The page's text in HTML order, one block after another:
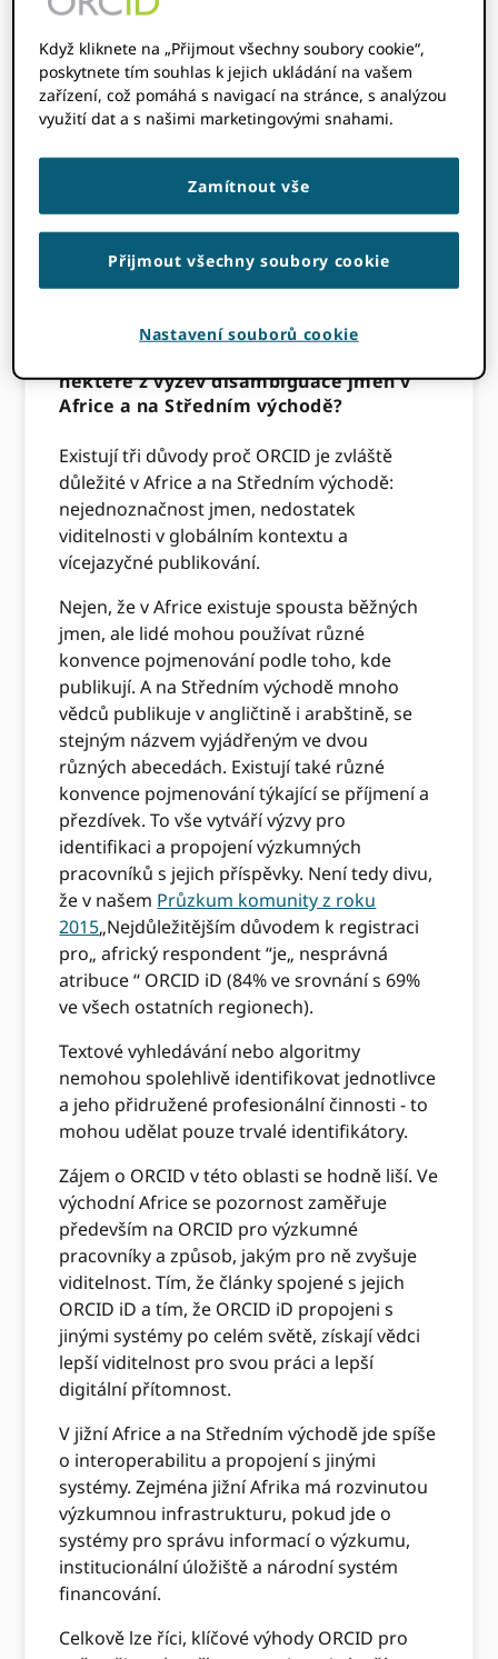
ORCIDRegionální ředitel pro Evropu, Střední
východ a Afriku hovoří o nedávném vývoji a
některé z výzev disambiguace jmen v
Africe a na Středním východě?
Existují tři důvody proč ORCID je zvláště
důležité v Africe a na Středním východě:
nejednoznačnost jmen, nedostatek
viditelnosti v globálním kontextu a
vícejazyčné publikování.
Nejen, že v Africe existuje spousta běžných
jmen, ale lidé mohou používat různé
konvence pojmenování podle toho, kde
publikují. A na Středním východě mnoho
vědců publikuje v angličtině i arabštině, se
stejným názvem vyjádřeným ve dvou
různých abecedách. Existují také různé
konvence pojmenování týkající se příjmení a
přezdívek. To vše vytváří výzvy pro
identifikaci a propojení výzkumných
pracovníků s jejich příspěvky. Není tedy divu,
že v našem Průzkum komunity z roku
2015„Nejdůležitějším důvodem k registraci
pro„ africký respondent “je„ nesprávná
atribuce “ ORCID iD (84% ve srovnání s 69%
ve všech ostatních regionech).
Textové vyhledávání nebo algoritmy
nemohou spolehlivě identifikovat jednotlivce
a jeho přidružené profesionální činnosti - to
mohou udělat pouze trvalé identifikátory.
Zájem o ORCID v této oblasti se hodně liší. Ve
východní Africe se pozornost zaměřuje
především na ORCID pro výzkumné
pracovníky a způsob, jakým pro ně zvyšuje
viditelnost. Tím, že články spojené s jejich
ORCID iD a tím, že ORCID iD propojeni s
jinými systémy po celém světě, získají vědci
lepší viditelnost pro svou práci a lepší
digitální přítomnost.
V jižní Africe a na Středním východě jde spíše
o interoperabilitu a propojení s jinými
systémy. Zejména jižní Afrika má rozvinutou
výzkumnou infrastrukturu, pokud jde o
systémy pro správu informací o výzkumu,
institucionální úložiště a národní systém
financování.
Celkově lze říci, klíčové výhody ORCID pro
Když kliknete na „Přijmout všechny soubory cookie“,
poskytnete tím souhlas k jejich ukládání na vašem
zařízení, což pomáhá s navigací na stránce, s analýzou
využití dat a s našimi marketingovými snahami.
Zamítnout vše
Přijmout všechny soubory cookie
Nastavení souborů cookie